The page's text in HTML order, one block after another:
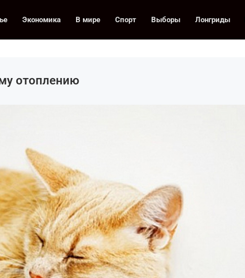
Экономика В мире Спорт Выборы Лонгриды
отоплению